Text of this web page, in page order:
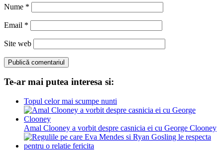
Nume *
Email *
Site web
Te-ar mai putea interesa si:
Topul celor mai scumpe nunti
Amal Clooney a vorbit despre casnicia ei cu George Clooney